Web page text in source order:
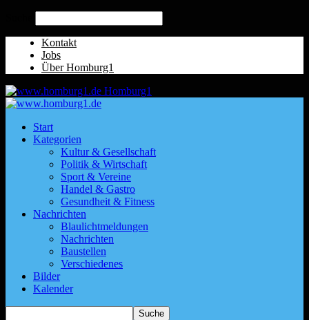
Kontakt
Jobs
Über Homburg1
Homburg1
Start
Kategorien
Kultur & Gesellschaft
Politik & Wirtschaft
Sport & Vereine
Handel & Gastro
Gesundheit & Fitness
Nachrichten
Blaulichtmeldungen
Nachrichten
Baustellen
Verschiedenes
Bilder
Kalender